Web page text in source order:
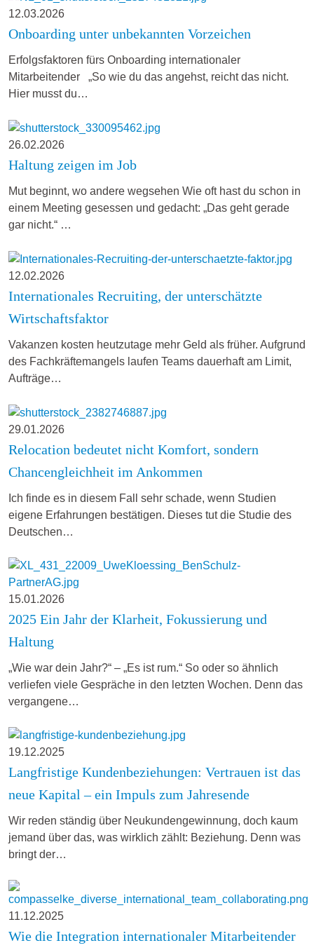
12.03.2026
Onboarding unter unbekannten Vorzeichen
Erfolgsfaktoren fürs Onboarding internationaler
Mitarbeitender „So wie du das angehst, reicht das nicht.
Hier musst du…
26.02.2026
Haltung zeigen im Job
Mut beginnt, wo andere wegsehen Wie oft hast du schon in
einem Meeting gesessen und gedacht: „Das geht gerade
gar nicht.“ …
12.02.2026
Internationales Recruiting, der unterschätzte
Wirtschaftsfaktor
Vakanzen kosten heutzutage mehr Geld als früher. Aufgrund
des Fachkräftemangels laufen Teams dauerhaft am Limit,
Aufträge…
29.01.2026
Relocation bedeutet nicht Komfort, sondern
Chancengleichheit im Ankommen
Ich finde es in diesem Fall sehr schade, wenn Studien
eigene Erfahrungen bestätigen. Dieses tut die Studie des
Deutschen…
15.01.2026
2025 Ein Jahr der Klarheit, Fokussierung und
Haltung
„Wie war dein Jahr?“ – „Es ist rum.“ So oder so ähnlich
verliefen viele Gespräche in den letzten Wochen. Denn das
vergangene…
19.12.2025
Langfristige Kundenbeziehungen: Vertrauen ist das
neue Kapital – ein Impuls zum Jahresende
Wir reden ständig über Neukundengewinnung, doch kaum
jemand über das, was wirklich zählt: Beziehung. Denn was
bringt der…
11.12.2025
Wie die Integration internationaler Mitarbeitender